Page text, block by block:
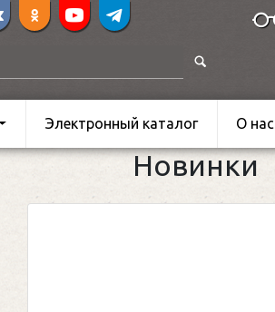
Электронный каталог О нас
Новинки